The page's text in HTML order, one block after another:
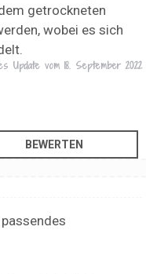
getrockneten
wobei es sich
Update vom 18. September 2022